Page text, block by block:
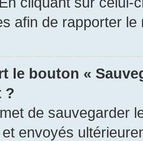
afin de rapporter le
le bouton «
?
de sauvegarder
envoyés